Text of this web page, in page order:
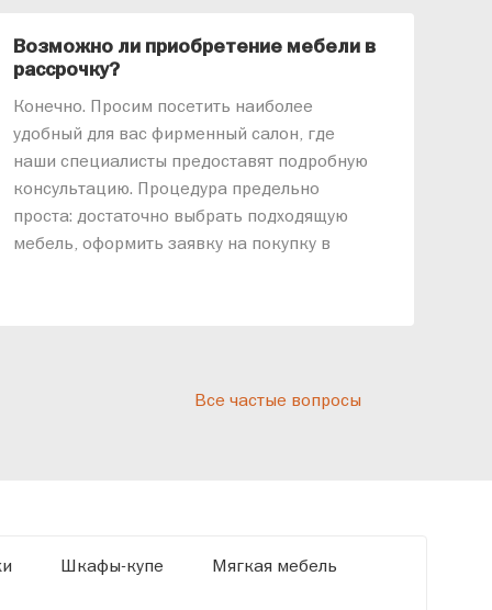
Возможно ли приобретение мебели в
рассрочку?
Конечно. Просим посетить наиболее
удобный для вас фирменный салон, где
наши специалисты предоставят подробную
консультацию. Процедура предельно
проста: достаточно выбрать подходящую
мебель, оформить заявку на покупку в
Все частые вопросы
Шкафы-купе Мягкая мебель